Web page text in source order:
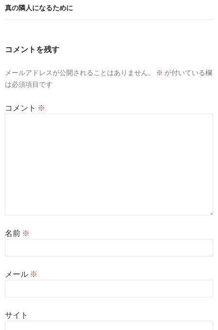
ビ
ゲ
ョ
真の隣人になるために
コメントを残す
メールアドレスが公開されることはありません。 ※ が付いている欄
は必須項目です
コメント ※
名前 ※
メール ※
サイト